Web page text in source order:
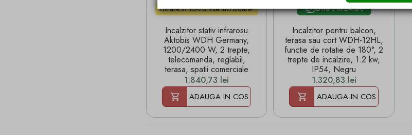
Livrare in 15-20 zile lucrătoare!
Incalzitor stativ infrarosu
Aktobis WDH Germany,
1200/2400 W, 2 trepte,
telecomanda, reglabil,
terasa, spatii comerciale
Pret
1.840,73 lei
ADAUGA IN COS
Livrare in 24 ore
Incalzitor pentru balcon,
terasa sau cort WDH-12HL,
functie de rotatie de 180°, 2
trepte de incalzire, 1.2 kw,
IP54, Negru
Pret
1.320,83 lei
ADAUGA IN COS